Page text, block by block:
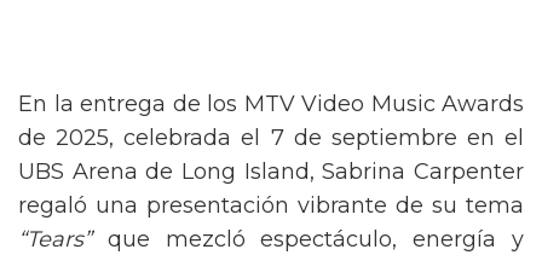
En la entrega de los MTV Video Music Awards
de 2025, celebrada el 7 de septiembre en el
UBS Arena de Long Island, Sabrina Carpenter
regaló una presentación vibrante de su tema
“Tears”que mezcló espectáculo, energía y